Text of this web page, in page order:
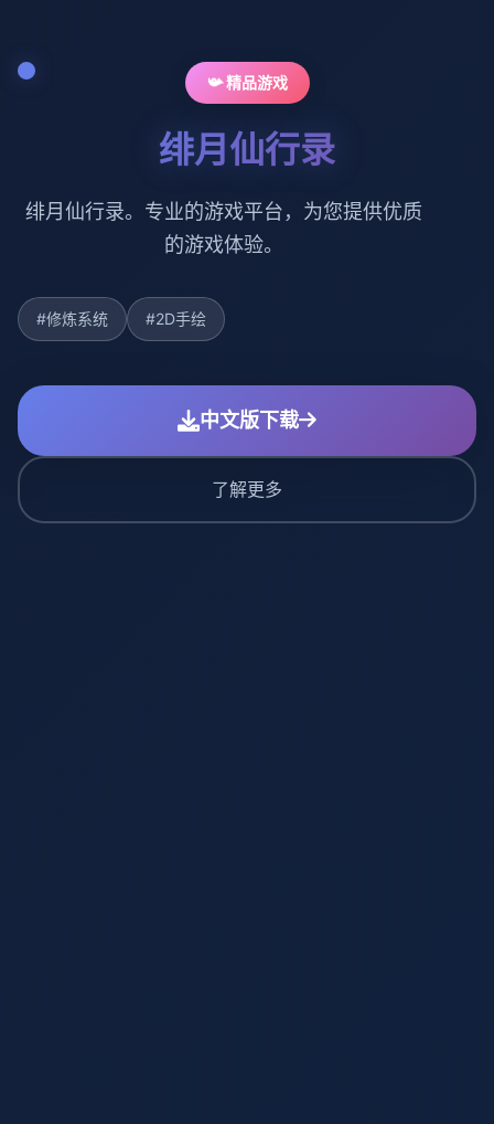
📯 精品游戏
绯月仙行录
绯月仙行录。专业的游戏平台，为您提供优质
的游戏体验。
#修炼系统 #2D手绘
中文版下载
了解更多